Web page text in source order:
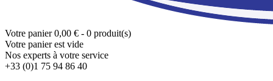
Votre panier 0,00 € - 0 produit(s)
Votre panier est vide
Nos experts à votre service
+33 (0)1 75 94 86 40